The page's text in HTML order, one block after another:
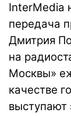
InterMedia
передача
Дмитрия
на
Москвы»
качестве
выступают